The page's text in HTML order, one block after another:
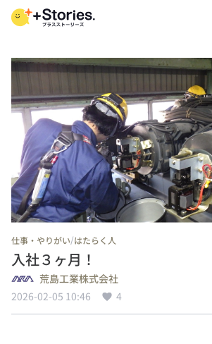
仕事・やりがい/はたらく人
入社３ヶ月！
荒島工業株式会社
2026-02-05 10:46
4